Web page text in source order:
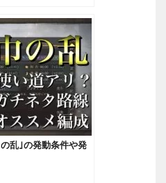
乱｣の発動条件や発